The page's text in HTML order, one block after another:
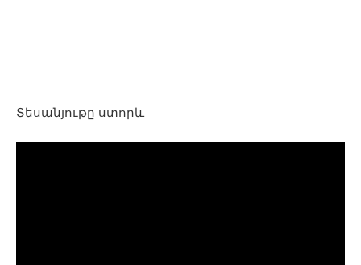
Տեսանյութը ստորև